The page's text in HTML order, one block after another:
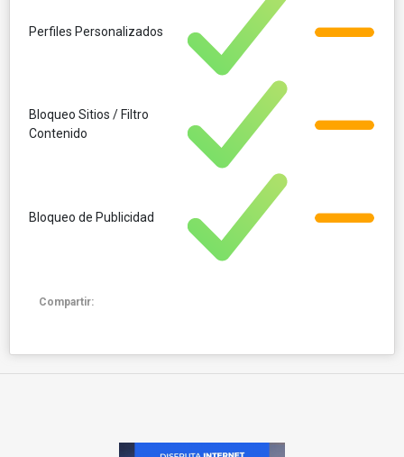
Perfiles Personalizados
Bloqueo Sitios / Filtro
Contenido
Bloqueo de Publicidad
Compartir: